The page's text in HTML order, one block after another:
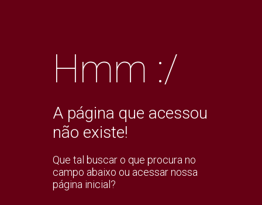
Hmm :/
A página que acessou
não existe!
Que tal buscar o que procura no
campo abaixo ou acessar nossa
página inicial?